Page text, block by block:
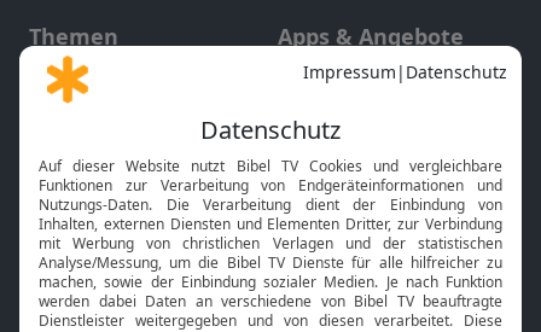
Themen
Gott und Bibel erklärt
Neuigkeiten
Apps & Angebote
Mobile App
Smart TV
HbbTV
Bibelthek Online-Bibel
Nächster Gottesdienst